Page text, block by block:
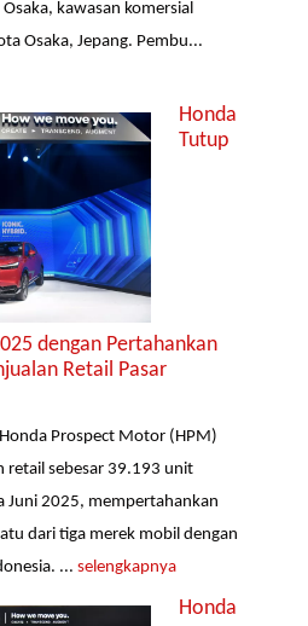
kawasan komersial
Osaka, Jepang. Pembu...
Honda
Tutup
dengan Pertahankan
Retail Pasar
Prospect Motor (HPM)
retail sebesar 39.193 unit
Juni 2025, mempertahankan
dari tiga merek mobil dengan
...selengkapnya
Honda